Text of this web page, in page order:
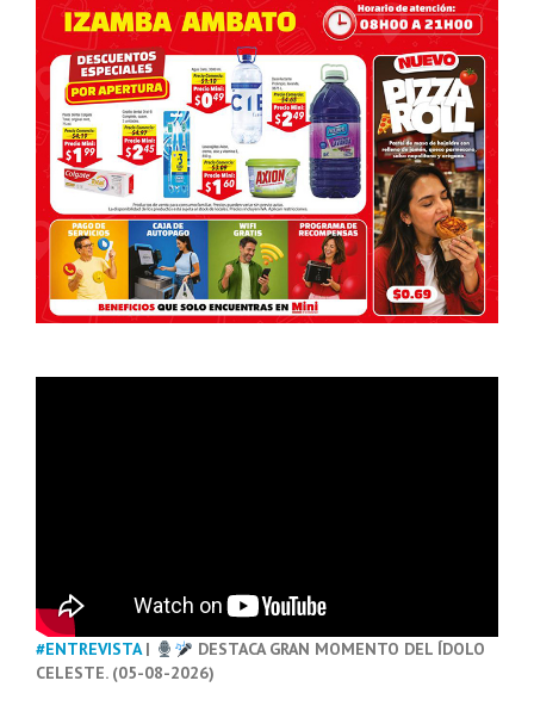
#ENTREVISTA|
DESTACA GRAN MOMENTO DEL ÍDOLO
CELESTE. (05-08-2026)